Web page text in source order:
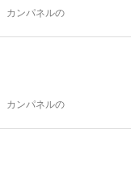
カンパネルの
カンパネルの